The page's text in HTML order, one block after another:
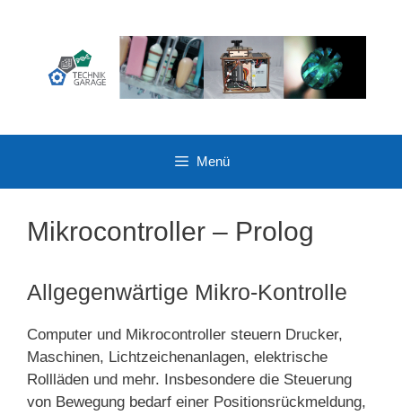
Menü
Mikrocontroller – Prolog
Allgegenwärtige Mikro-Kontrolle
Computer und Mikrocontroller steuern Drucker,
Maschinen, Lichtzeichenanlagen, elektrische
Rollläden und mehr. Insbesondere die Steuerung
von Bewegung bedarf einer Positionsrückmeldung,